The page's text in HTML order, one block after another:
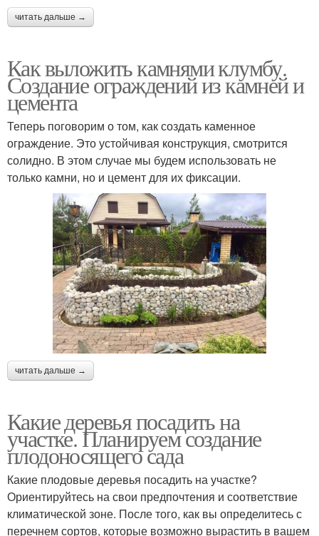
читать дальше →
Как выложить камнями клумбу.
Создание ограждений из камней и
цемента
Теперь поговорим о том, как создать каменное
ограждение. Это устойчивая конструкция, смотрится
солидно. В этом случае мы будем использовать не
только камни, но и цемент для их фиксации.
читать дальше →
Какие деревья посадить на
участке. Планируем создание
плодоносящего сада
Какие плодовые деревья посадить на участке?
Ориентируйтесь на свои предпочтения и соответствие
климатической зоне. После того, как вы определитесь с
перечнем сортов, которые возможно вырастить в вашем